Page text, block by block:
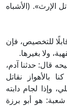
الإرث». (الأشباه
للتخصيص، فإن
ولا بغيرها.
قال: حدثنا آدم،
بالأهواز نقاتل
وإذا لجام دابته
شعبة: هو أبو برزة